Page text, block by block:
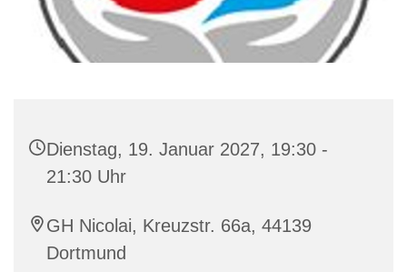
Dienstag, 19. Januar 2027, 19:30 -
21:30 Uhr
GH Nicolai, Kreuzstr. 66a, 44139
Dortmund